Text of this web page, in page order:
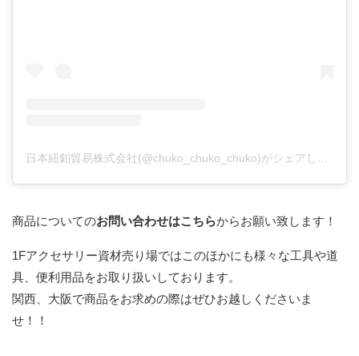
日本紐釦貿易株式会社(@chuko_chuko_chuko)がシェアした投稿
商品についてのお問い合わせはこちらからお願い致します！
1Fアクセサリー資材売り場ではこのほかにも様々な工具や道
具、便利用品をお取り扱いしております。
関西、大阪で商品をお求めの際はぜひお越しくださいま
せ！！